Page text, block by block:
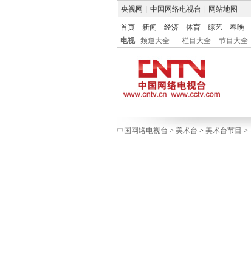
央视网 中国网络电视台 网站地图
首页 新闻 经济 体育 综艺 春晚
电视
频道大全 栏目大全 节目大全
中国网络电视台 > 美术台 > 美术台节目 >